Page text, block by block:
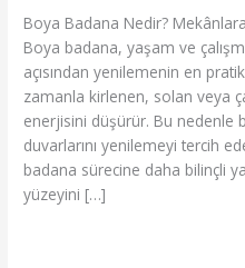
Boya Badana Nedir?
Boya badana, yaşam ve
açısından yenilemenin en
zamanla kirlenen, solan veya
enerjisini düşürür. Bu nedenle
duvarlarını yenilemeyi tercih
badana sürecine daha bilinçli
yüzeyini […]
Katan
Yenileme
Süreci